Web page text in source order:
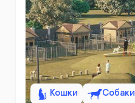
Кошки Собаки